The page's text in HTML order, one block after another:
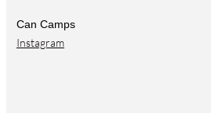
Can Camps
Instagram